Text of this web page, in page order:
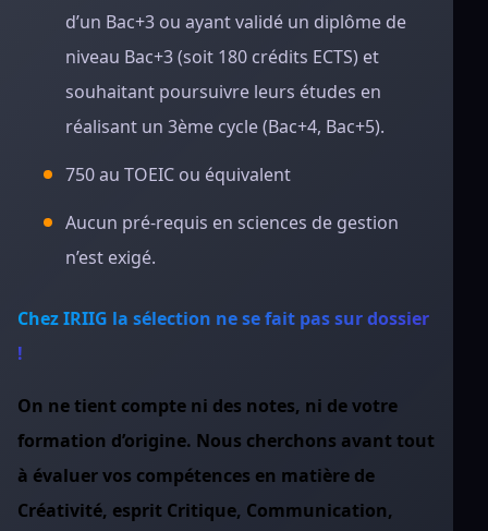
d’un Bac+3 ou ayant validé un diplôme de
niveau Bac+3 (soit 180 crédits ECTS) et
souhaitant poursuivre leurs études en
réalisant un 3ème cycle (Bac+4, Bac+5).
750 au TOEIC ou équivalent
Aucun pré-requis en sciences de gestion
n’est exigé.
Chez IRIIG la sélection ne se fait pas sur dossier
!
On ne tient compte ni des notes, ni de votre
formation d’origine. Nous cherchons avant tout
à évaluer vos compétences en matière de
Créativité, esprit Critique, Communication,